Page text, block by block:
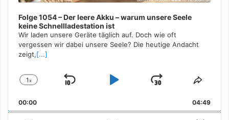
Folge 1054 – Der leere Akku – warum unsere Seele
keine Schnellladestation ist
Wir laden unsere Geräte täglich auf. Doch wie oft
vergessen wir dabei unsere Seele? Die heutige Andacht
zeigt,[...]
Change
Rate
1x
Skip
Play
Jump
Forward
Share
00:00 04:49